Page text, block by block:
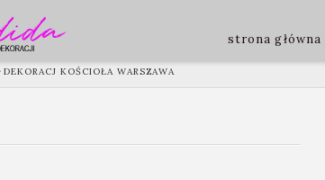
strona główna
DEKORACJ KOŚCIOŁA WARSZAWA